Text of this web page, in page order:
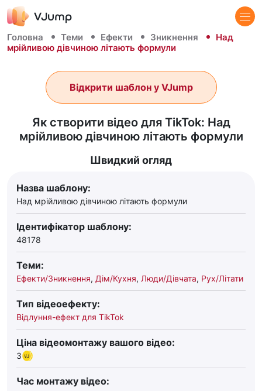
Головна Теми Ефекти Зникнення
Над
мрійливою дівчиною літають формули
Як створити відео для TikTok: Над
мрійливою дівчиною літають формули
Відкрити шаблон у VJump
Швидкий огляд
Назва шаблону:
Над мрійливою дівчиною літають формули
Ідентифікатор шаблону:
48178
Теми:
Ефекти/Зникнення, Дім/Кухня, Люди/Дівчата, Рух/Літати
Тип відеоефекту:
Відлуння-ефект для TikTok
Ціна відеомонтажу вашого відео:
3
Час монтажу відео: